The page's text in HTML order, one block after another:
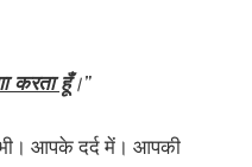
करता हूँ।”
आपके दर्द में। आपकी